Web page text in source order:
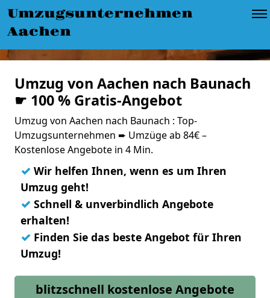
Umzugsunternehmen
Aachen
Umzug von Aachen nach Baunach
☛ 100 % Gratis-Angebot
Umzug von Aachen nach Baunach : Top-
Umzugsunternehmen ➨ Umzüge ab 84€ –
Kostenlose Angebote in 4 Min.
✓ Wir helfen Ihnen, wenn es um Ihren
Umzug geht!
✓ Schnell & unverbindlich Angebote
erhalten!
✓ Finden Sie das beste Angebot für Ihren
Umzug!
blitzschnell kostenlose Angebote